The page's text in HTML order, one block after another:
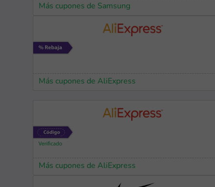
Más cupones de Samsung
Más cupones de AliExpress
Más cupones de AliExpress